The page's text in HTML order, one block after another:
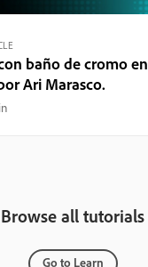
baño de cromo en
Ari Marasco.
Browse all tutorials
Go to Learn